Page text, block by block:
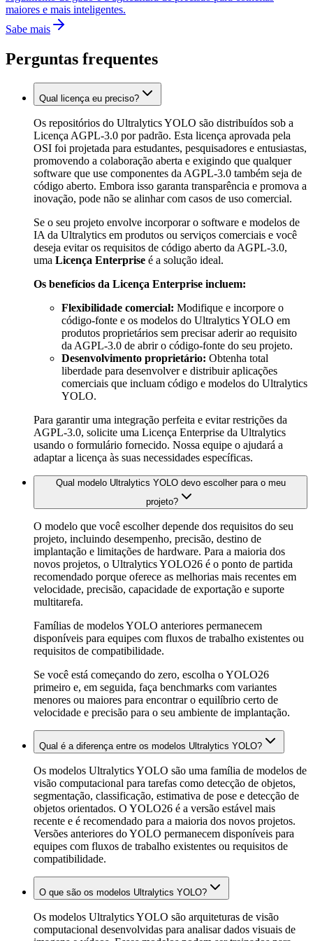
maiores e mais inteligentes.
Sabe mais
Perguntas frequentes
Qual licença eu preciso?
Os repositórios do Ultralytics YOLO são distribuídos sob a
Licença AGPL-3.0 por padrão. Esta licença aprovada pela
OSI foi projetada para estudantes, pesquisadores e entusiastas,
promovendo a colaboração aberta e exigindo que qualquer
software que use componentes da AGPL-3.0 também seja de
código aberto. Embora isso garanta transparência e promova a
inovação, pode não se alinhar com casos de uso comercial.
Se o seu projeto envolve incorporar o software e modelos de
IA da Ultralytics em produtos ou serviços comerciais e você
deseja evitar os requisitos de código aberto da AGPL-3.0,
uma Licença Enterprise é a solução ideal.
Os benefícios da Licença Enterprise incluem:
Flexibilidade comercial: Modifique e incorpore o
código-fonte e os modelos do Ultralytics YOLO em
produtos proprietários sem precisar aderir ao requisito
da AGPL-3.0 de abrir o código-fonte do seu projeto.
Desenvolvimento proprietário: Obtenha total
liberdade para desenvolver e distribuir aplicações
comerciais que incluam código e modelos do Ultralytics
YOLO.
Para garantir uma integração perfeita e evitar restrições da
AGPL-3.0, solicite uma Licença Enterprise da Ultralytics
usando o formulário fornecido. Nossa equipe o ajudará a
adaptar a licença às suas necessidades específicas.
Qual modelo Ultralytics YOLO devo escolher para o meu
projeto?
O modelo que você escolher depende dos requisitos do seu
projeto, incluindo desempenho, precisão, destino de
implantação e limitações de hardware. Para a maioria dos
novos projetos, o Ultralytics YOLO26 é o ponto de partida
recomendado porque oferece as melhorias mais recentes em
velocidade, precisão, capacidade de exportação e suporte
multitarefa.
Famílias de modelos YOLO anteriores permanecem
disponíveis para equipes com fluxos de trabalho existentes ou
requisitos de compatibilidade.
Se você está começando do zero, escolha o YOLO26
primeiro e, em seguida, faça benchmarks com variantes
menores ou maiores para encontrar o equilíbrio certo de
velocidade e precisão para o seu ambiente de implantação.
Qual é a diferença entre os modelos Ultralytics YOLO?
Os modelos Ultralytics YOLO são uma família de modelos de
visão computacional para tarefas como detecção de objetos,
segmentação, classificação, estimativa de pose e detecção de
objetos orientados. O YOLO26 é a versão estável mais
recente e é recomendado para a maioria dos novos projetos.
Versões anteriores do YOLO permanecem disponíveis para
equipes com fluxos de trabalho existentes ou requisitos de
compatibilidade.
O que são os modelos Ultralytics YOLO?
Os modelos Ultralytics YOLO são arquiteturas de visão
computacional desenvolvidas para analisar dados visuais de